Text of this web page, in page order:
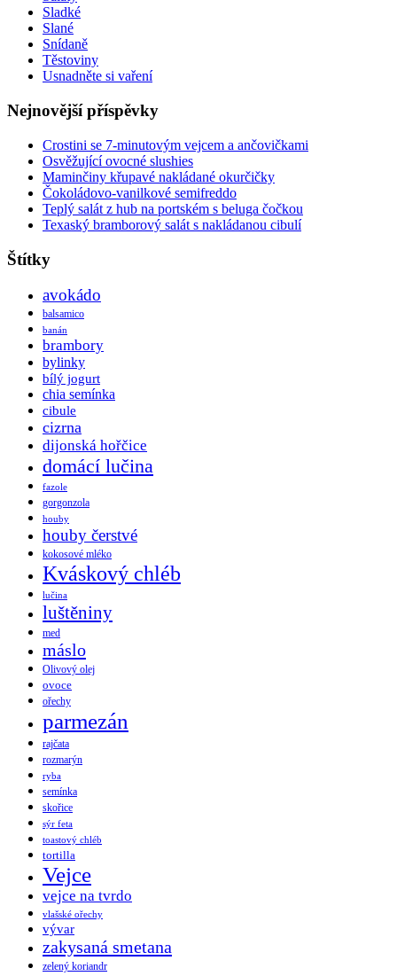
Sladké
Slané
Snídaně
Těstoviny
Usnadněte si vaření
Nejnovější příspěvky
Crostini se 7-minutovým vejcem a ančovičkami
Osvěžující ovocné slushies
Maminčiny křupavé nakládané okurčičky
Čokoládovo-vanilkové semifreddo
Teplý salát z hub na portském s beluga čočkou
Texaský bramborový salát s nakládanou cibulí
Štítky
avokádo
balsamico
banán
brambory
bylinky
bílý jogurt
chia semínka
cibule
cizrna
dijonská hořčice
domácí lučina
fazole
gorgonzola
houby
houby čerstvé
kokosové mléko
Kváskový chléb
lučina
luštěniny
med
máslo
Olivový olej
ovoce
ořechy
parmezán
rajčata
rozmarýn
ryba
semínka
skořice
sýr feta
toastový chléb
tortilla
Vejce
vejce na tvrdo
vlašské ořechy
vývar
zakysaná smetana
zelený koriandr